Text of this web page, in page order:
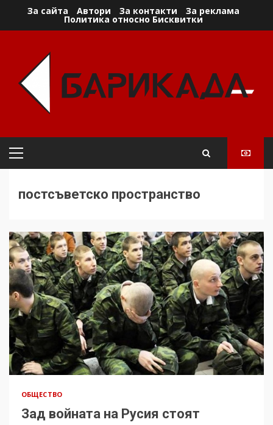
За сайта Автори За контакти За реклама
Политика относно Бисквитки
Primary
постсъветско пространство
ОБЩЕСТВО
Зад войната на Русия стоят